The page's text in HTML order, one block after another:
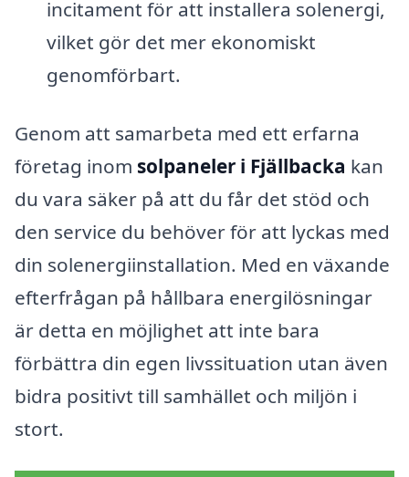
incitament för att installera solenergi,
vilket gör det mer ekonomiskt
genomförbart.
Genom att samarbeta med ett erfarna
företag inom solpaneler i Fjällbacka kan
du vara säker på att du får det stöd och
den service du behöver för att lyckas med
din solenergiinstallation. Med en växande
efterfrågan på hållbara energilösningar
är detta en möjlighet att inte bara
förbättra din egen livssituation utan även
bidra positivt till samhället och miljön i
stort.